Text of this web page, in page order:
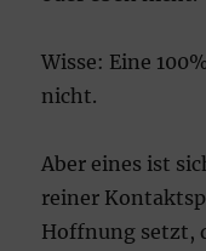
Wisse: Eine
nicht.
Aber eines ist
reiner
Hoffnung setzt,